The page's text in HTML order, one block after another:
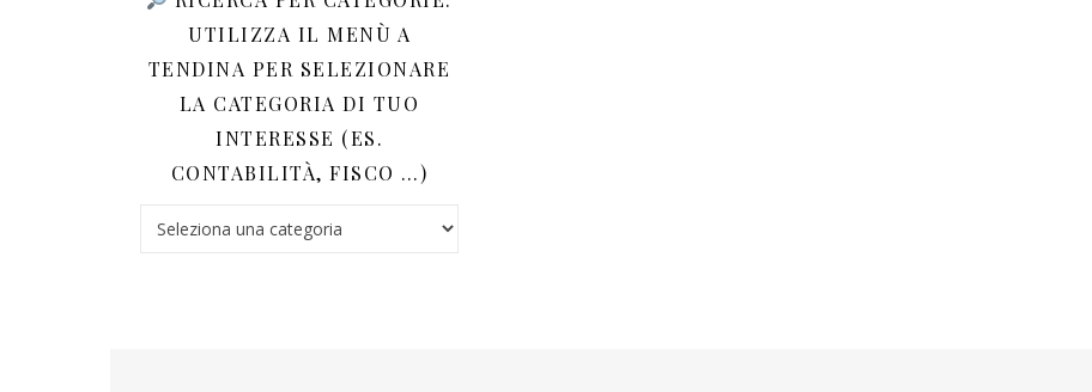
UTILIZZA IL MENÙ A
TENDINA PER SELEZIONARE
LA CATEGORIA DI TUO
INTERESSE (ES.
CONTABILITÀ, FISCO …)
Ricerca per categorie: utilizza il menù a tendina per selezionare la categoria di tuo interesse (es. contabilità, Fisco …)